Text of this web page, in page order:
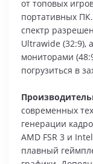
от топовых
портативных
спектр
Ultrawide (32:9),
мониторами
погрузиться в
современных
генерации
AMD FSR 3 и
плавный